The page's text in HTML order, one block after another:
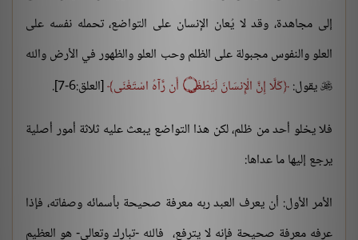
إلى مجاهدة، وقد لا يُعان الإنسان على التواضع، تحمله نفسه على
العلو والنفوس مجبولة على الظلم وحب العلو والظهور في الأرض والله
 يقول: كَلَّا إِنَّ الْإِنسَانَ لَيَطْغَى۝ أَن رَّآهُ اسْتَغْنَى [العلق:6-7].
فلا يخلو أحد من ظلم، لكن هذا التواضع يبعث عليه ثلاثة أمور أصلية
يرجع إليها ما عداها:
الأمر الأول: أن يعرف العبد ربه معرفة صحيحة بأسمائه وصفاته، فإذا
عرفه معرفة صحيحة فإنه لا يترفع، فالله -تبارك وتعالى- هو العظيم